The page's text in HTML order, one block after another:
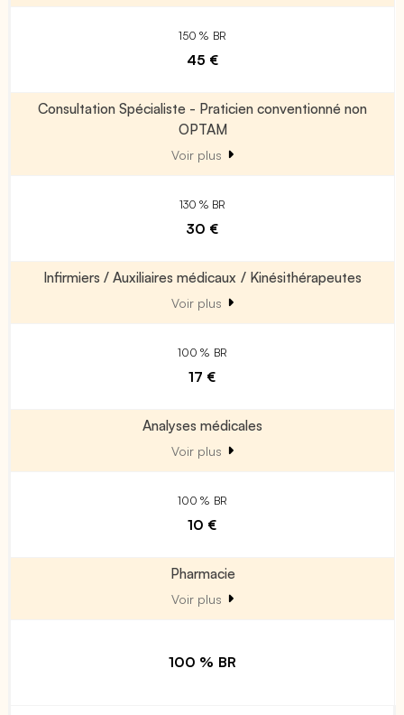
150 % BR
45 €
Consultation Spécialiste - Praticien conventionné non
OPTAM
Voir plus
130 % BR
30 €
Infirmiers / Auxiliaires médicaux / Kinésithérapeutes
Voir plus
100 % BR
17 €
Analyses médicales
Voir plus
100 % BR
10 €
Pharmacie
Voir plus
100 % BR